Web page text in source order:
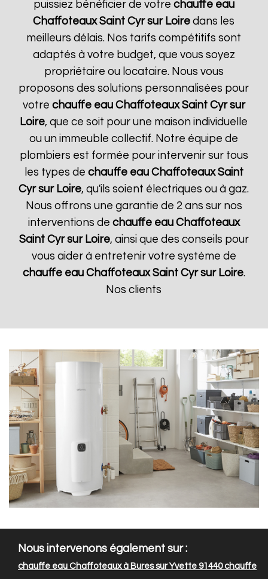
puissiez bénéficier de votre chauffe eau
Chaffoteaux Saint Cyr sur Loire dans les
meilleurs délais. Nos tarifs compétitifs sont
adaptés à votre budget, que vous soyez
propriétaire ou locataire. Nous vous
proposons des solutions personnalisées pour
votre chauffe eau Chaffoteaux Saint Cyr sur
Loire, que ce soit pour une maison individuelle
ou un immeuble collectif. Notre équipe de
plombiers est formée pour intervenir sur tous
les types de chauffe eau Chaffoteaux Saint
Cyr sur Loire, qu'ils soient électriques ou à gaz.
Nous offrons une garantie de 2 ans sur nos
interventions de chauffe eau Chaffoteaux
Saint Cyr sur Loire, ainsi que des conseils pour
vous aider à entretenir votre système de
chauffe eau Chaffoteaux Saint Cyr sur Loire.
Nos clients
Nous intervenons également sur :
chauffe eau Chaffoteaux à Bures sur Yvette 91440chauffe